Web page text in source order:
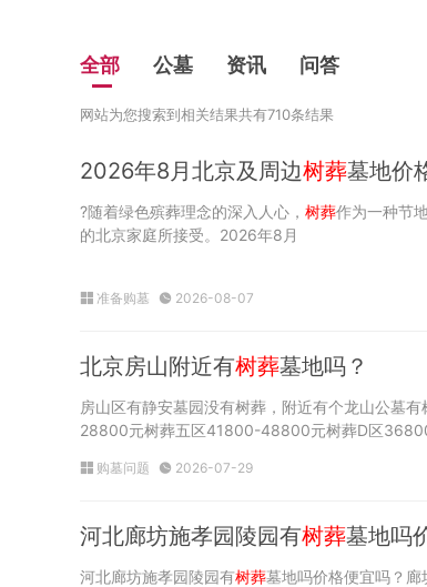
全部 公墓 资讯 问答
网站为您搜索到相关结果共有710条结果
2026年8月北京及周边树葬墓地价
?随着绿色殡葬理念的深入人心， 树葬作为一种节
的北京家庭所接受。2026年8月
准备购墓 2026-08-07
北京房山附近有树葬墓地吗？
房山区有静安墓园没有树葬，附近有个龙山公墓
28800元树葬五区41800-48800元树葬D区
购墓问题 2026-07-29
河北廊坊施孝园陵园有树葬墓地吗
河北廊坊施孝园陵园有树葬墓地吗价格便宜吗？